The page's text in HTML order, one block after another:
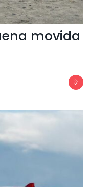
movida